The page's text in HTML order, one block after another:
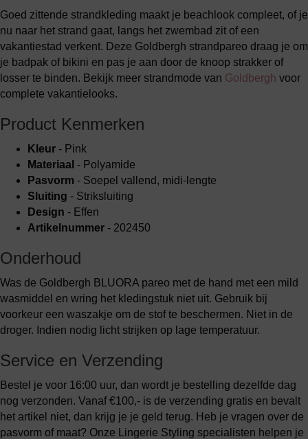
Goed zittende strandkleding maakt je beachlook compleet, of je
nu naar het strand gaat, langs het zwembad zit of een
vakantiestad verkent. Deze Goldbergh strandpareo draag je om
je badpak of bikini en pas je aan door de knoop strakker of
losser te binden. Bekijk meer strandmode van Goldbergh voor
complete vakantielooks.
Product Kenmerken
Kleur - Pink
Materiaal - Polyamide
Pasvorm - Soepel vallend, midi-lengte
Sluiting - Striksluiting
Design - Effen
Artikelnummer - 202450
Onderhoud
Was de Goldbergh BLUORA pareo met de hand met een mild
wasmiddel en wring het kledingstuk niet uit. Gebruik bij
voorkeur een waszakje om de stof te beschermen. Niet in de
droger. Indien nodig licht strijken op lage temperatuur.
Service en Verzending
Bestel je voor 16:00 uur, dan wordt je bestelling dezelfde dag
nog verzonden. Vanaf €100,- is de verzending gratis en bevalt
het artikel niet, dan krijg je je geld terug. Heb je vragen over de
pasvorm of maat? Onze Lingerie Styling specialisten helpen je